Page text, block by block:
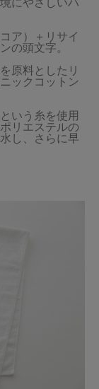
ア）＋リサイ
の頭文字。
原料としたリ
ックコットン
いう糸を使用
リエステルの
し、さらに早